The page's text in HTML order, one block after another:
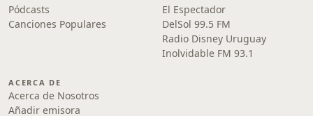
Pódcasts
Canciones Populares
El Espectador
DelSol 99.5 FM
Radio Disney Uruguay
Inolvidable FM 93.1
ACERCA DE
Acerca de Nosotros
Añadir emisora